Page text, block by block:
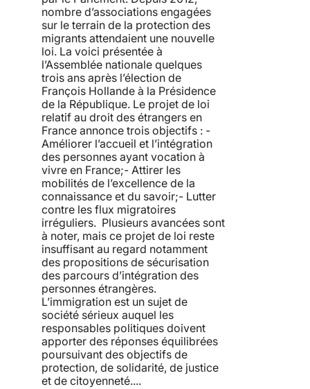
nombre d’associations engagées
sur le terrain de la protection des
migrants attendaient une nouvelle
loi. La voici présentée à
l’Assemblée nationale quelques
trois ans après l’élection de
François Hollande à la Présidence
de la République. Le projet de loi
relatif au droit des étrangers en
France annonce trois objectifs : -
Améliorer l’accueil et l’intégration
des personnes ayant vocation à
vivre en France;- Attirer les
mobilités de l’excellence de la
connaissance et du savoir;- Lutter
contre les flux migratoires
irréguliers. Plusieurs avancées sont
à noter, mais ce projet de loi reste
insuffisant au regard notamment
des propositions de sécurisation
des parcours d’intégration des
personnes étrangères.
L’immigration est un sujet de
société sérieux auquel les
responsables politiques doivent
apporter des réponses équilibrées
poursuivant des objectifs de
protection, de solidarité, de justice
et de citoyenneté....